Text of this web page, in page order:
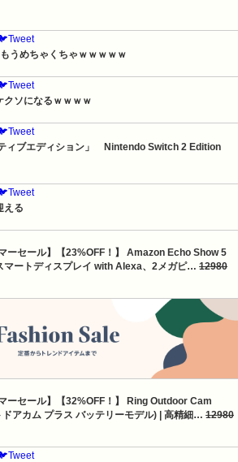
うめちゃくちゃｗｗｗｗｗ
クソになるｗｗｗｗ
ィブエディション」　Nintendo Switch 2 Edition
える
ーセール】【23%OFF！】 Amazon Echo Show 5
マートディスプレイ with Alexa、2メガピ… 12980
ーセール】【32%OFF！】 Ring Outdoor Cam
アカム プラス バッテリーモデル) | 高精細… 12980